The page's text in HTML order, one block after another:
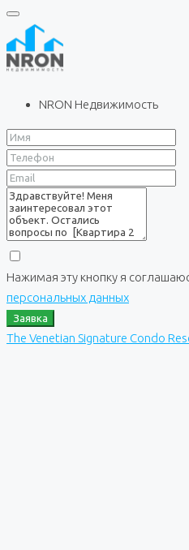
NRON Недвижимость
Нажимая эту кнопку я
персональных данных
Заявка
The Venetian Signature Condo